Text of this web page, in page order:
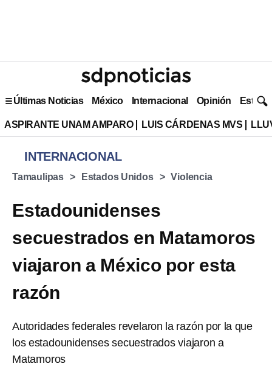
Últimas Noticias México Internacional Opinión Estilo
ASPIRANTE UNAM AMPARO LUIS CÁRDENAS MVS
INTERNACIONAL
Tamaulipas Estados Unidos Violencia
Estadounidenses
secuestrados en Matamoros
viajaron a México por esta
razón
Autoridades federales revelaron la razón por la que
los estadounidenses secuestrados viajaron a
Matamoros